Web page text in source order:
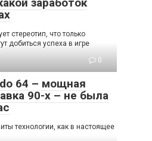
стереотип, что только
добиться успеха в игре
0
64 – мощная
90-х – не была
технологии, как в настоящее